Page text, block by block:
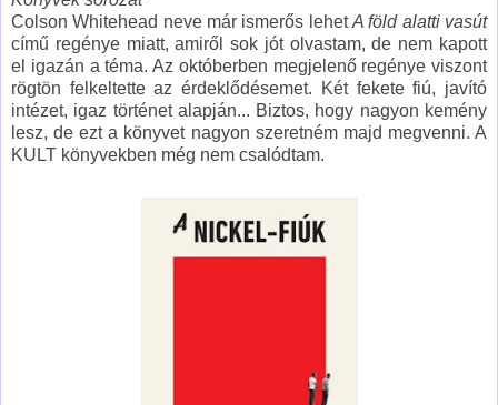
Colson Whitehead neve már ismerős lehetA föld alatti vasút
című regénye miatt, amiről sok jót olvastam, de nem kapott
el igazán a téma. Az októberben megjelenő regénye viszont
rögtön felkeltette az érdeklődésemet. Két fekete fiú, javító
intézet, igaz történet alapján... Biztos, hogy nagyon kemény
lesz, de ezt a könyvet nagyon szeretném majd megvenni. A
KULT könyvekben még nem csalódtam.